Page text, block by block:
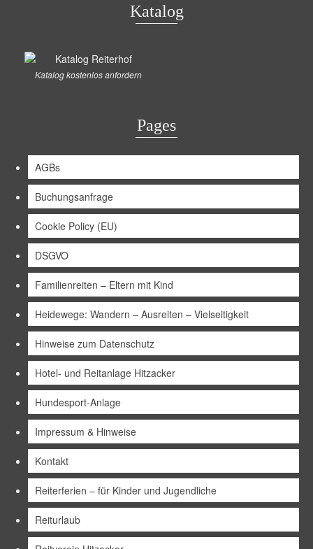
Katalog
Katalog kostenlos anfordern
Pages
AGBs
Buchungsanfrage
Cookie Policy (EU)
DSGVO
Familienreiten – Eltern mit Kind
Heidewege: Wandern – Ausreiten – Vielseitigkeit
Hinweise zum Datenschutz
Hotel- und Reitanlage Hitzacker
Hundesport-Anlage
Impressum & Hinweise
Kontakt
Reiterferien – für Kinder und Jugendliche
Reiturlaub